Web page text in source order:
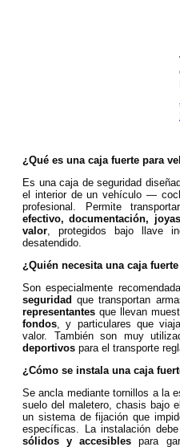
¿Qué es una caja fuerte para
Es una caja de seguridad
el interior de un vehículo —
profesional. Permite
efectivo, documentación,
valor , protegidos bajo llave
desatendido.
¿Quién necesita una caja
Son especialmente
seguridad que transportan
representantes que llevan
fondos , y particulares que
valor. También son muy
deportivos para el transporte
¿Cómo se instala una caja
Se ancla mediante tornillos a la
suelo del maletero, chasis bajo
un sistema de fijación que
específicas. La instalación
sólidos y accesibles para